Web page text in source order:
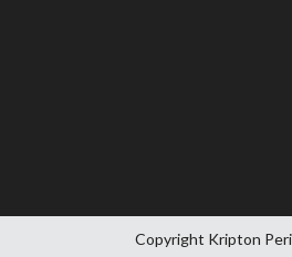
Copyright Kripton